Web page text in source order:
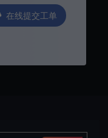
在线提交工单